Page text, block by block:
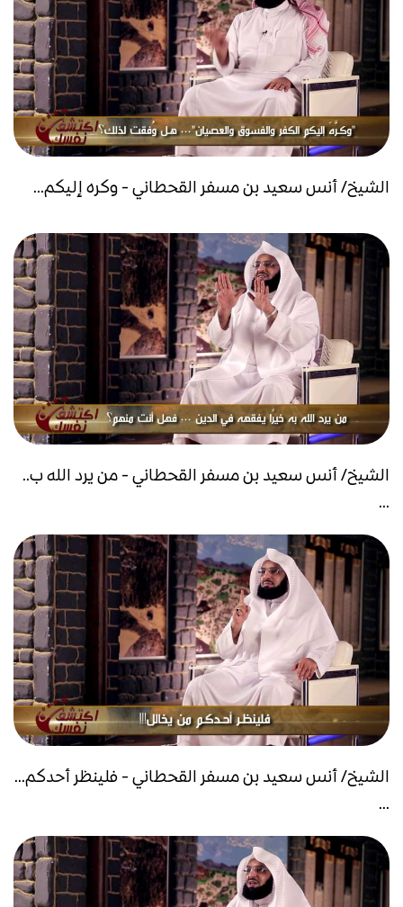
الشيخ/ أنس سعيد بن مسفر القحطاني - وكره إليكم...
الشيخ/ أنس سعيد بن مسفر القحطاني - من يرد الله ب..
...
الشيخ/ أنس سعيد بن مسفر القحطاني - فلينظر أحدكم...
...